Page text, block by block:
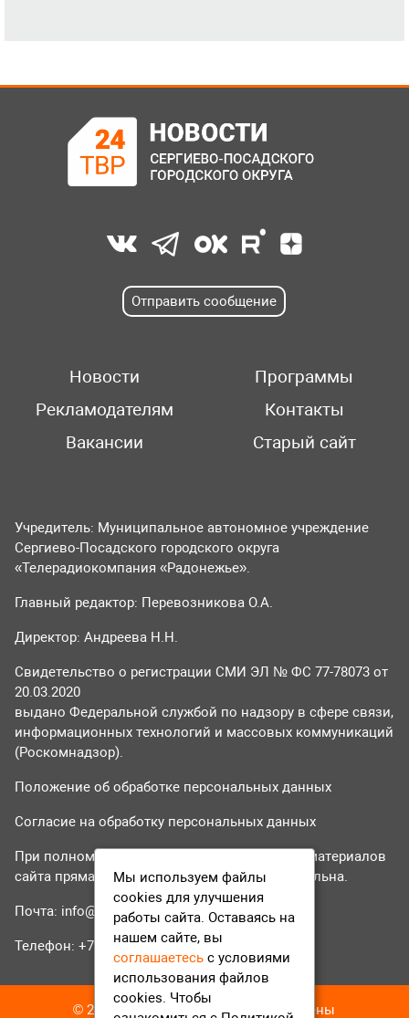
Отправить сообщение
Новости
Программы
Рекламодателям
Контакты
Вакансии
Старый сайт
Учредитель: Муниципальное автономное учреждение
Сергиево-Посадского городского округа
«Телерадиокомпания «Радонежье».
Главный редактор: Перевозникова О.А.
Директор: Андреева Н.Н.
Свидетельство о регистрации СМИ ЭЛ № ФС 77-78073 от
20.03.2020
выдано Федеральной службой по надзору в сфере связи,
информационных технологий и массовых коммуникаций
(Роскомнадзор).
Положение об обработке персональных данных
Согласие на обработку персональных данных
При полном или частичном использовании материалов
сайта прямая гиперссылка на tvr24.tv обязательна.
Почта: info@tvr24.tv
Телефон: +7 (496) 551-04-95
© 2016-2023 ТВР24 Все права защищены
Мы используем файлы
cookies для улучшения
работы сайта. Оставаясь на
нашем сайте, вы
соглашаетесь с условиями
использования файлов
cookies. Чтобы